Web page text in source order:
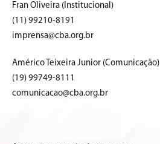
Fran Oliveira (Institucional)
(11) 99210-8191
imprensa@cba.org.br
Américo Teixeira Junior (Comunicação)
(19) 99749-8111
comunicacao@cba.org.br